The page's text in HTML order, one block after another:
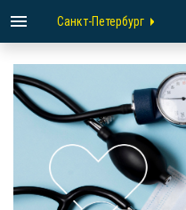
Санкт-Петербург